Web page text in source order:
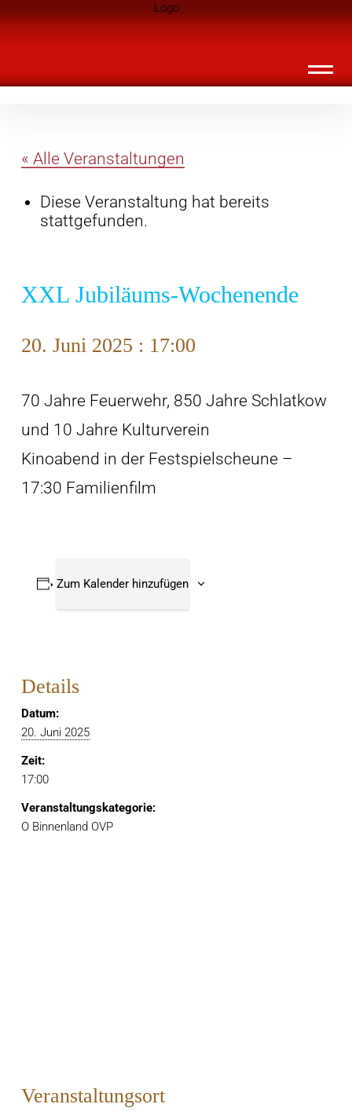
überspringen
Landknirpse – Die Zeitschrift für Leute
« Alle Veranstaltungen
Diese Veranstaltung hat bereits
stattgefunden.
XXL Jubiläums-Wochenende
20. Juni 2025 : 17:00
70 Jahre Feuerwehr, 850 Jahre Schlatkow
und 10 Jahre Kulturverein
Kinoabend in der Festspielscheune –
17:30 Familienfilm
Zum Kalender hinzufügen
Details
Datum:
20. Juni 2025
Zeit:
17:00
Veranstaltungskategorie:
O Binnenland OVP
Veranstaltungsort